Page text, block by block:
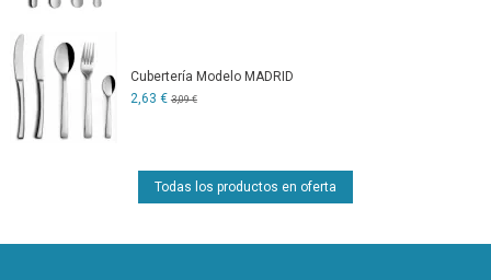
Cubertería Modelo MADRID
2,63 € 3,09 €
Todas los productos en oferta